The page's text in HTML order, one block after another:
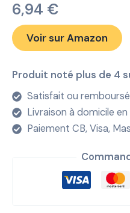
6,94 €
Voir sur Amazon
Produit noté plus de 4
Satisfait ou
Livraison à domicile
Paiement CB, Visa,